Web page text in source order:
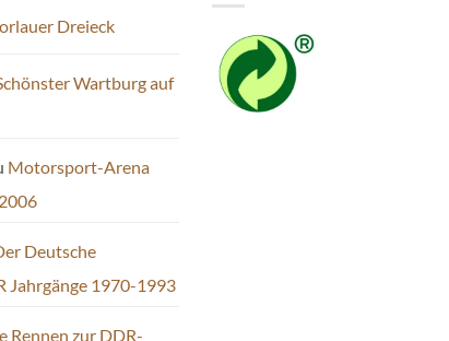
Dreieck
Wartburg auf
Motorsport-Arena
Deutsche
Jahrgänge 1970-1993
Rennen zur DDR-